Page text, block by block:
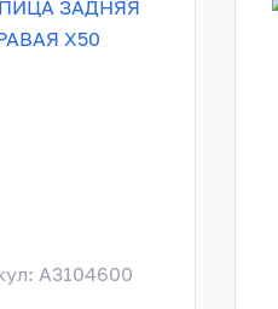
A3104600